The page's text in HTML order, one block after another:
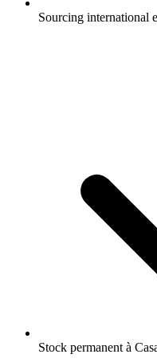
Sourcing international
Stock permanent à